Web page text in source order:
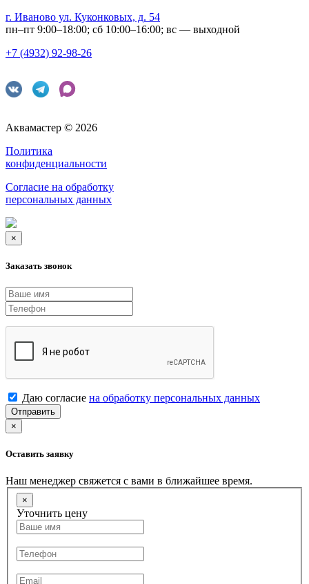
г. Иваново ул. Куконковых, д. 54
пн–пт 9:00–18:00; сб 10:00–16:00; вс — выходной
+7 (4932) 92-98-26
Аквамастер © 2026
Политика
конфиденциальности
Согласие на обработку
персональных данных
×
Заказать звонок
Даю согласие на обработку персональных данных
Отправить
×
Оставить заявку
Наш менеджер свяжется с вами в ближайшее время.
×
Уточнить цену